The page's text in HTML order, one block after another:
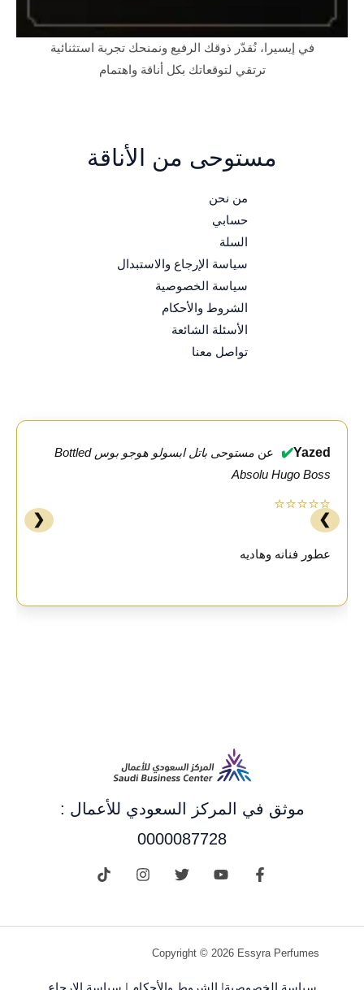
في إيسيرا، نُقدّر ذوقك الرفيع ونمنحك تجربة استثنائية
ترتقي لتوقعاتك بكل أناقة واهتمام
مستوحى من الأناقة
من نحن
حسابي
السلة
سياسة الإرجاع والاستبدال
سياسة الخصوصية
الشروط والأحكام
الأسئلة الشائعة
تواصل معنا
Yazed
✔️ عن
مستوحى باتل ابسولو هوجو بوس Bottled
Absolu Hugo Boss
⭐⭐⭐⭐⭐
عطور فنانه وهاديه
❮ ❯
موثق في المركز السعودي للأعمال :
0000087728
Copyright © 2026 Essyra Perfumes